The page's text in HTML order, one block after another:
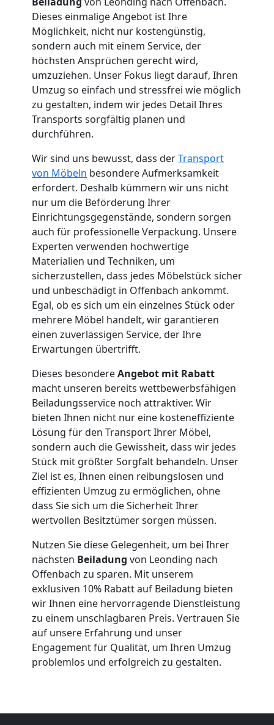
Dieses einmalige Angebot ist Ihre
Möglichkeit, nicht nur kostengünstig,
sondern auch mit einem Service, der
höchsten Ansprüchen gerecht wird,
umzuziehen. Unser Fokus liegt darauf, Ihren
Umzug so einfach und stressfrei wie möglich
zu gestalten, indem wir jedes Detail Ihres
Transports sorgfältig planen und
durchführen.
Wir sind uns bewusst, dass derTransport
von Möbeln besondere Aufmerksamkeit
erfordert. Deshalb kümmern wir uns nicht
nur um die Beförderung Ihrer
Einrichtungsgegenstände, sondern sorgen
auch für professionelle Verpackung. Unsere
Experten verwenden hochwertige
Materialien und Techniken, um
sicherzustellen, dass jedes Möbelstück sicher
und unbeschädigt in Offenbach ankommt.
Egal, ob es sich um ein einzelnes Stück oder
mehrere Möbel handelt, wir garantieren
einen zuverlässigen Service, der Ihre
Erwartungen übertrifft.
Dieses besondereAngebot mit Rabatt
macht unseren bereits wettbewerbsfähigen
Beiladungsservice noch attraktiver. Wir
bieten Ihnen nicht nur eine kosteneffiziente
Lösung für den Transport Ihrer Möbel,
sondern auch die Gewissheit, dass wir jedes
Stück mit größter Sorgfalt behandeln. Unser
Ziel ist es, Ihnen einen reibungslosen und
effizienten Umzug zu ermöglichen, ohne
dass Sie sich um die Sicherheit Ihrer
wertvollen Besitztümer sorgen müssen.
Nutzen Sie diese Gelegenheit, um bei Ihrer
nächsten Beiladung von Leonding nach
Offenbach zu sparen. Mit unserem
exklusiven 10% Rabatt auf Beiladung bieten
wir Ihnen eine hervorragende Dienstleistung
zu einem unschlagbaren Preis. Vertrauen Sie
auf unsere Erfahrung und unser
Engagement für Qualität, um Ihren Umzug
problemlos und erfolgreich zu gestalten.
Küchenumzug
Leonding
Umzug
und
Lagerung
Leonding
Full-
Service-
Umzug
Leonding
Qualitäts-
Umzüge
Leonding
Vereinsumzug
Leonding
Anfrage
Möbeltransport
National